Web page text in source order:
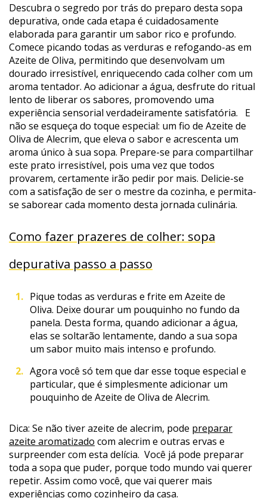
Descubra o segredo por trás do preparo desta sopa
depurativa, onde cada etapa é cuidadosamente
elaborada para garantir um sabor rico e profundo.
Comece picando todas as verduras e refogando-as em
Azeite de Oliva, permitindo que desenvolvam um
dourado irresistível, enriquecendo cada colher com um
aroma tentador. Ao adicionar a água, desfrute do ritual
lento de liberar os sabores, promovendo uma
experiência sensorial verdadeiramente satisfatória.
E
não se esqueça do toque especial: um fio de Azeite de
Oliva de Alecrim, que eleva o sabor e acrescenta um
aroma único à sua sopa. Prepare-se para compartilhar
este prato irresistível, pois uma vez que todos
provarem, certamente irão pedir por mais. Delicie-se
com a satisfação de ser o mestre da cozinha, e permita-
se saborear cada momento desta jornada culinária.
Como fazer prazeres de colher: sopa
depurativa passo a passo
Pique todas as verduras e frite em Azeite de
Oliva. Deixe dourar um pouquinho no fundo da
panela. Desta forma, quando adicionar a água,
elas se soltarão lentamente, dando a sua sopa
um sabor muito mais intenso e profundo.
Agora você só tem que dar esse toque especial e
particular, que é simplesmente adicionar um
pouquinho de Azeite de Oliva de Alecrim.
Dica: Se não tiver azeite de alecrim, pode preparar
azeite aromatizado com alecrim e outras ervas e
surpreender com esta delícia. Você já pode preparar
toda a sopa que puder, porque todo mundo vai querer
repetir. Assim como você, que vai querer mais
experiências como cozinheiro da casa.